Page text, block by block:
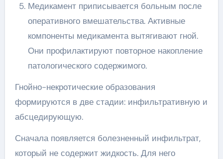
Медикамент приписывается больным после
оперативного вмешательства. Активные
компоненты медикамента вытягивают гной.
Они профилактируют повторное накопление
патологического содержимого.
Гнойно-некротические образования
формируются в две стадии: инфильтративную и
абсцедирующую.
Сначала появляется болезненный инфильтрат,
который не содержит жидкость. Для него